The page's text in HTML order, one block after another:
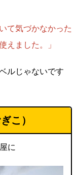
て気づかなかった
えました。」
ルじゃないです
こ ）
に